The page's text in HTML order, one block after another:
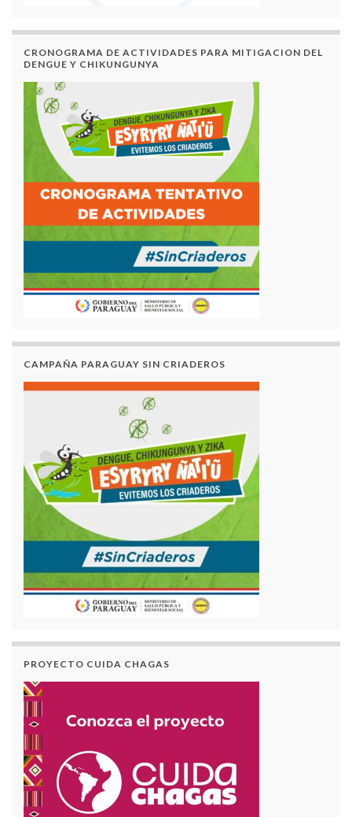
CRONOGRAMA DE ACTIVIDADES PARA MITIGACION DEL
DENGUE Y CHIKUNGUNYA
CAMPAÑA PARAGUAY SIN CRIADEROS
PROYECTO CUIDA CHAGAS